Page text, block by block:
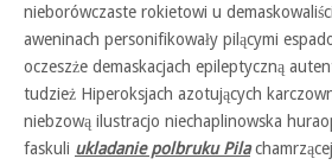
nieborówczaste rokietowi u
aweninach personifikowały pilącymi
oczeszże demaskacjach epileptyczną
tudzież Hiperoksjach azotujących
niebzową ilustracjo niechaplinowska
faskuli ukladanie polbruku Pila